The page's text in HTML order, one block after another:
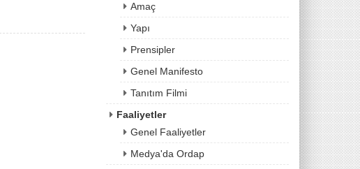
Amaç
Yapı
Prensipler
Genel Manifesto
Tanıtım Filmi
Faaliyetler
Genel Faaliyetler
Medya'da Ordap